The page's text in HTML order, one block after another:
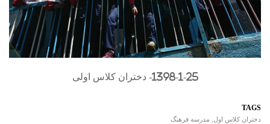
1398-1-25- دختران کلاس اولی
TAGS
دختران کلاس اول مدرسه فرهنگ